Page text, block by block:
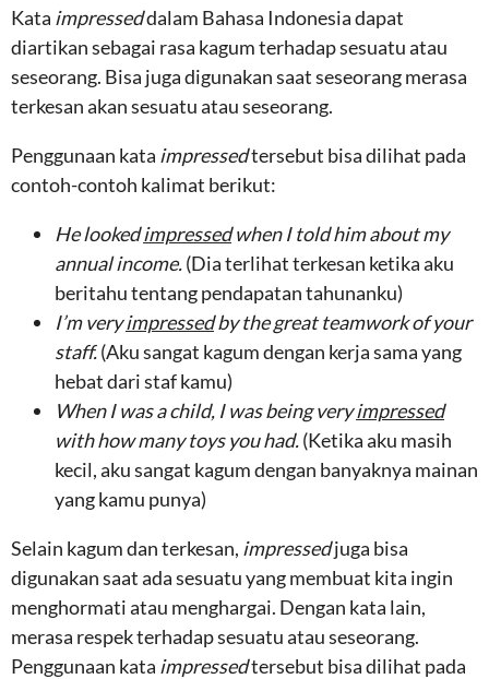
Kata impresseddalam Bahasa Indonesia dapat
diartikan sebagai rasa kagum terhadap sesuatu atau
seseorang. Bisa juga digunakan saat seseorang merasa
terkesan akan sesuatu atau seseorang.
Penggunaan kata impressedtersebut bisa dilihat pada
contoh-contoh kalimat berikut:
He lookedimpressedwhen I told him about my
annual income.(Dia terlihat terkesan ketika aku
beritahu tentang pendapatan tahunanku)
I’m veryimpressedby the great teamwork of your
staff.(Aku sangat kagum dengan kerja sama yang
hebat dari staf kamu)
When I was a child, I was being veryimpressed
with how many toys you had.(Ketika aku masih
kecil, aku sangat kagum dengan banyaknya mainan
yang kamu punya)
Selain kagum dan terkesan, impressedjuga bisa
digunakan saat ada sesuatu yang membuat kita ingin
menghormati atau menghargai. Dengan kata lain,
merasa respek terhadap sesuatu atau seseorang.
Penggunaan kata impressedtersebut bisa dilihat pada